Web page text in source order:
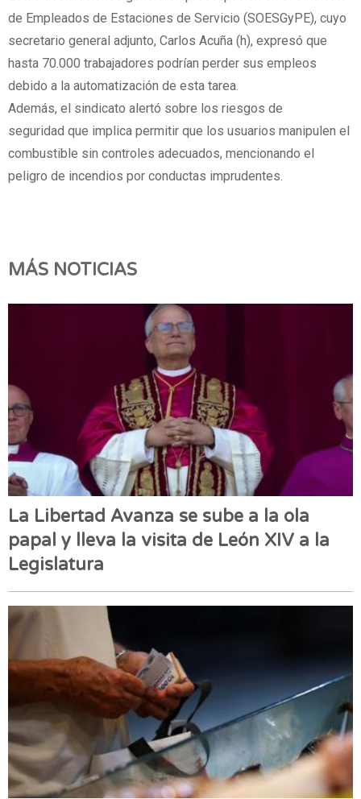
de Empleados de Estaciones de Servicio (SOESGyPE), cuyo
secretario general adjunto, Carlos Acuña (h), expresó que
hasta 70.000 trabajadores podrían perder sus empleos
debido a la automatización de esta tarea.
Además, el sindicato alertó sobre los riesgos de
seguridad que implica permitir que los usuarios manipulen el
combustible sin controles adecuados, mencionando el
peligro de incendios por conductas imprudentes.
MÁS NOTICIAS
La Libertad Avanza se sube a la ola
papal y lleva la visita de León XIV a la
Legislatura